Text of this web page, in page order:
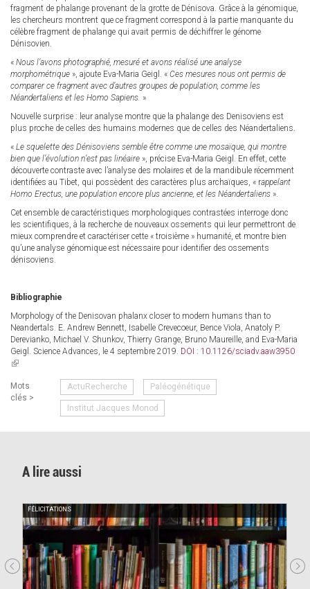
fragment de phalange provenant de la grotte de Dénisova. Grâce à la génomique,
les chercheurs montrent que ce fragment correspond à la partie manquante du
célèbre fragment de phalange qui avait permis de déchiffrer le génome
Dénisovien.
« Nous l’avons photographié, mesuré et avons réalisé une analyse
morphométrique », ajoute Eva-Maria Geigl. « Ces mesures nous ont permis de
comparer ce fragment avec d’autres groupes de population, comme les
Néandertaliens et les Homo Sapiens. »
Nouvelle surprise : leur analyse montre que la phalange des Denisoviens est
plus proche de celles des humains modernes que de celles des Néandertaliens.
« Le squelette des Dénisoviens semble être comme une mosaïque, qui montre
bien que l’évolution n’est pas linéaire », précise Eva-Maria Geigl. En effet, cette
découverte contraste avec l’analyse des molaires et de la mandibule récemment
identifiées au Tibet, qui possèdent des caractères plus archaïques, « rappelant
Homo Erectus, une population encore plus ancienne, et les Néandertaliens ».
Cet ensemble de caractéristiques morphologiques contrastées interroge donc
les scientifiques, à la recherche de nouveaux ossements qui leur permettront de
mieux comprendre et caractériser cette « troisième » humanité, et montre bien
qu’une analyse génomique est nécessaire pour identifier des ossements
dénisoviens.
Bibliographie
Morphology of the Denisovan phalanx closer to modern humans than to
Neandertals. E. Andrew Bennett, Isabelle Crevecoeur, Bence Viola, Anatoly P.
Derevianko, Michael V. Shunkov, Thierry Grange, Bruno Maureille, and Eva-Maria
Geigl. Science Advances, le 4 septembre 2019. DOI : 10.1126/sciadv.aaw3950
(link
external)
Mots
clés >
ActuRecherche Paléogénétique
Institut Jacques Monod
A lire aussi
FÉLICITATIONS